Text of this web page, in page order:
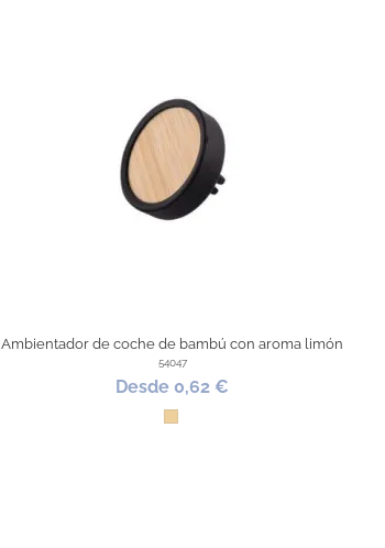
Ambientador de coche de bambú con aroma limón
54047
Desde 0,62 €
Madera